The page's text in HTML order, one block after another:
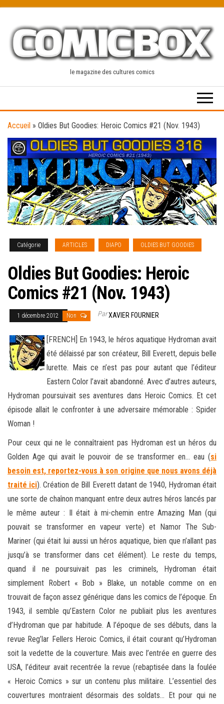
content
le magazine des cultures comics
Accueil » Oldies But Goodies: Heroic Comics #21 (Nov. 1943)
Catégorie ARTICLES DIAPO OLDIES BUT GOODIES
Oldies But Goodies: Heroic
Comics #21 (Nov. 1943)
1 décembre 2012 Non ParXAVIER FOURNIER
[FRENCH] En 1943, le héros aquatique Hydroman avait
été délaissé par son créateur, Bill Everett, depuis belle
lurette. Mais ce n’est pas pour autant que l’éditeur
Eastern Color l’avait abandonné. Avec d’autres auteurs,
Hydroman poursuivait ses aventures dans Heroic Comics. Et cet
épisode allait le confronter à une adversaire mémorable : Spider
Woman !
Pour ceux qui ne le connaîtraient pas Hydroman est un héros du
Golden Age qui avait le pouvoir de se transformer en… eau (si
besoin est, reportez-vous à son origine que nous avons déjà
traité ici). Création de Bill Everett datant de 1940, Hydroman était
une sorte de chaînon manquant entre deux autres héros lancés par
le même auteur : Il était à mi-chemin entre Amazing Man (qui
pouvait se transformer en vapeur verte) et Namor The Sub-
Mariner (qui était lui aussi un héros aquatique, bien que n’allant pas
jusqu’à se transformer dans cet élément). Le reste du temps,
quand il ne poursuivait pas les criminels, Hydroman était
simplement Robert « Bob » Blake, un notable comme on en
trouvait de façon assez générique dans les comics de l’époque. En
1943, il semble qu’Eastern Color ne publiait plus les aventures
d’Hydroman que par habitude. A l’époque de ses débuts, dans la
revue Reg’lar Fellers Heroic Comics, il était courant qu’Hydroman
soit la vedette de la couverture. Mais avec l’entrée en guerre des
USA, l’éditeur avait recentrée la revue (rebaptisée dans la foulée
« Heroic Comics » sur un contenu plus militaire. L’essentiel des
couvertures montraient désormais des soldats… Et pour qui ne